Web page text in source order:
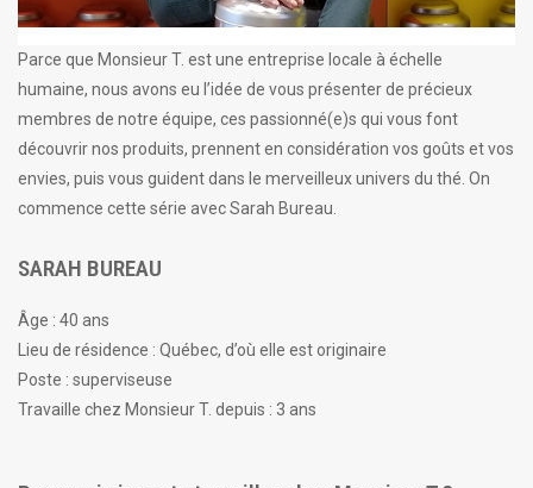
Parce que Monsieur T. est une entreprise locale à échelle
humaine, nous avons eu l’idée de vous présenter de précieux
membres de notre équipe, ces passionné(e)s qui vous font
découvrir nos produits, prennent en considération vos goûts et vos
envies, puis vous guident dans le merveilleux univers du thé. On
commence cette série avec Sarah Bureau.
SARAH BUREAU
Âge : 40 ans
Lieu de résidence : Québec, d’où elle est originaire
Poste : superviseuse
Travaille chez Monsieur T. depuis : 3 ans